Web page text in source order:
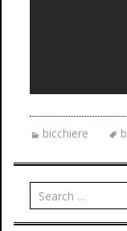
bicchiere